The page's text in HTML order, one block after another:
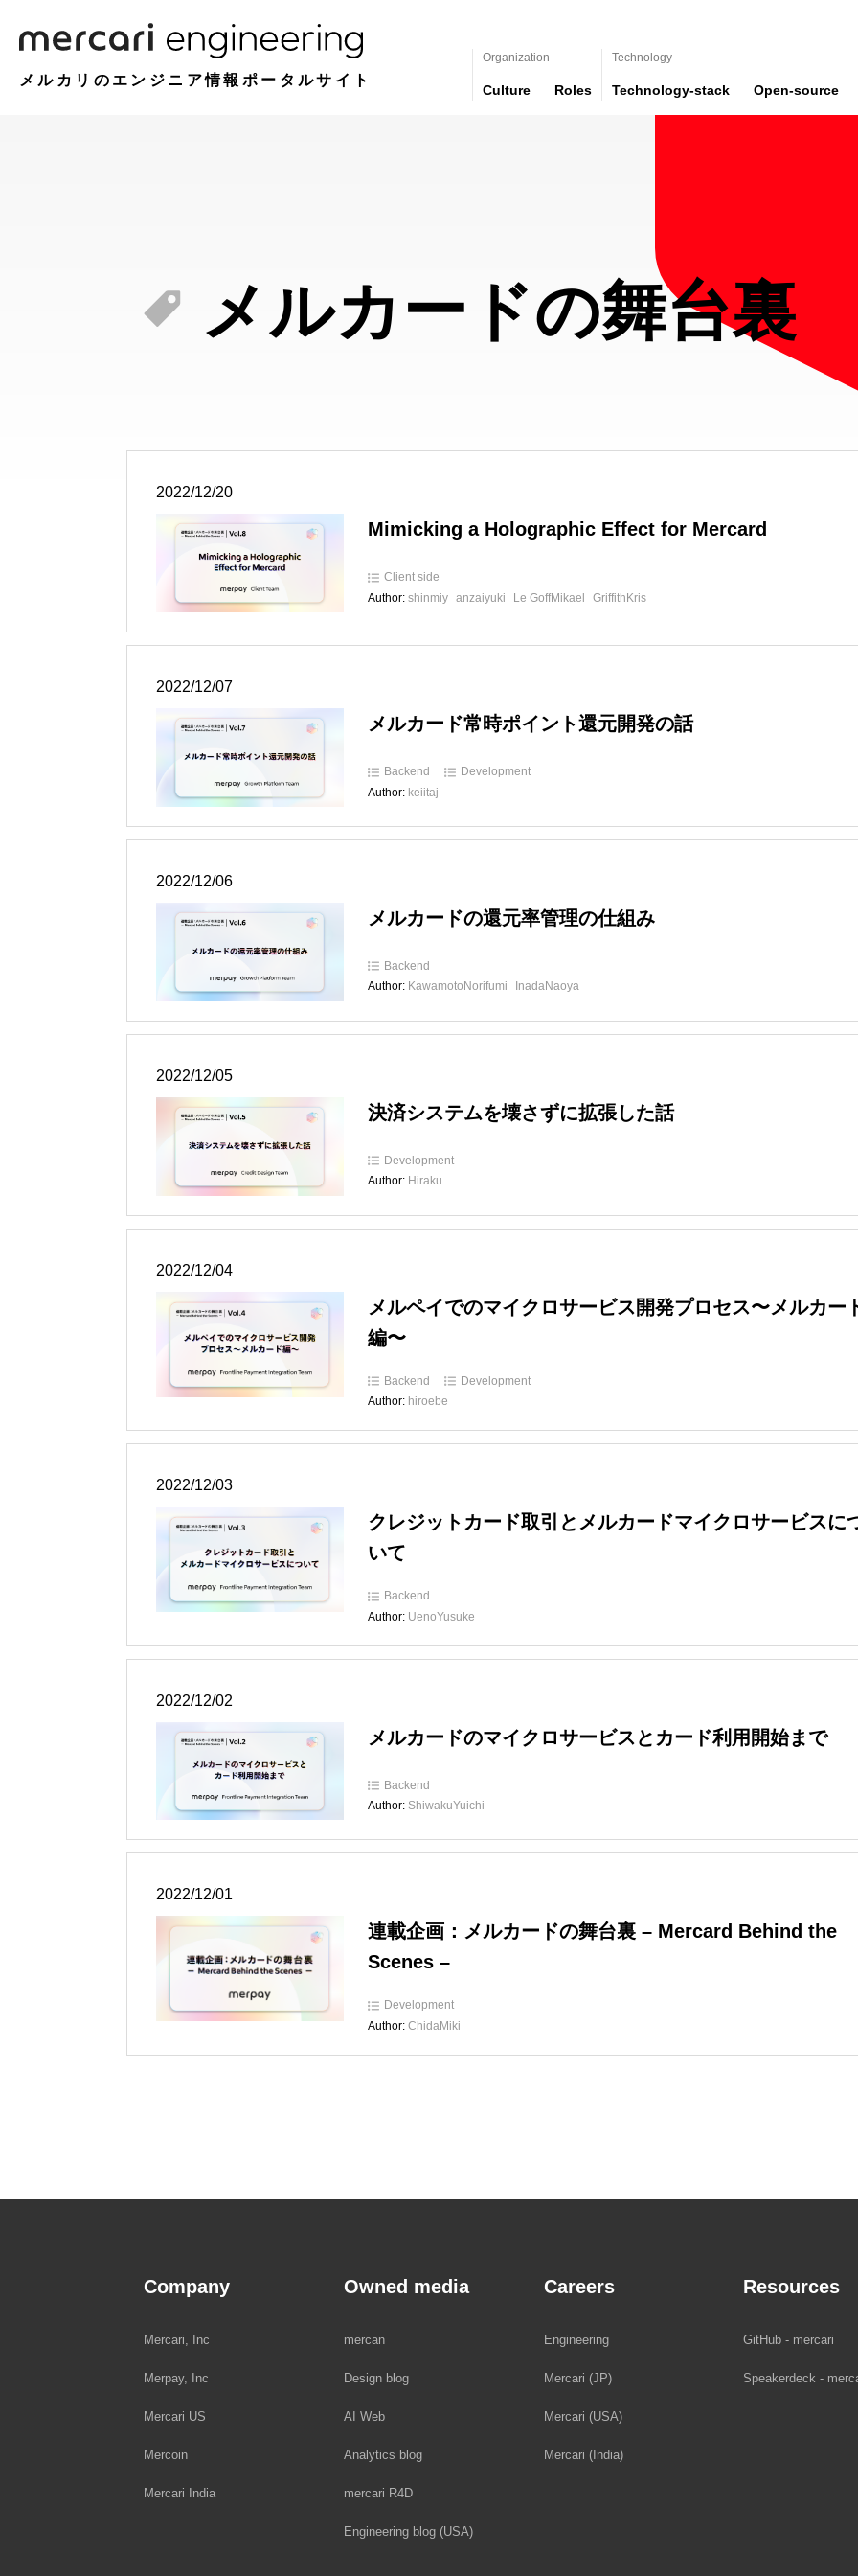
メルカリのエンジニア情報ポータルサイト
Organization
Culture Roles
Technology
Technology-stack Open-source
メルカードの舞台裏
2022/12/20
Mimicking a Holographic Effect for Mercard
Client side
Author: shinmiy anzaiyuki Le GoffMikael GriffithKris
2022/12/07
メルカード常時ポイント還元開発の話
Backend
Development
Author: keiitaj
2022/12/06
メルカードの還元率管理の仕組み
Backend
Author: KawamotoNorifumi InadaNaoya
2022/12/05
決済システムを壊さずに拡張した話
Development
Author: Hiraku
2022/12/04
メルペイでのマイクロサービス開発プロセス〜メルカー
編〜
Backend
Development
Author: hiroebe
2022/12/03
クレジットカード取引とメルカードマイクロサービスに
いて
Backend
Author: UenoYusuke
2022/12/02
メルカードのマイクロサービスとカード利用開始まで
Backend
Author: ShiwakuYuichi
2022/12/01
連載企画：メルカードの舞台裏 – Mercard Behind the
Scenes –
Development
Author: ChidaMiki
Company
Mercari, Inc
Merpay, Inc
Mercari US
Mercoin
Mercari India
Owned media
mercan
Design blog
AI Web
Analytics blog
mercari R4D
Engineering blog (USA)
Careers
Engineering
Mercari (JP)
Mercari (USA)
Mercari (India)
Resources
GitHub - mercari
Speakerdeck -